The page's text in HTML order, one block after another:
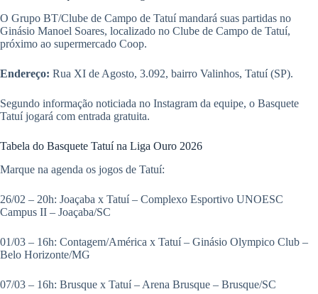
O Grupo BT/Clube de Campo de Tatuí mandará suas partidas no
Ginásio Manoel Soares, localizado no Clube de Campo de Tatuí,
próximo ao supermercado Coop.
Endereço: Rua XI de Agosto, 3.092, bairro Valinhos, Tatuí (SP).
Segundo informação noticiada no Instagram da equipe, o Basquete
Tatuí jogará com entrada gratuita.
Tabela do Basquete Tatuí na Liga Ouro 2026
Marque na agenda os jogos de Tatuí:
26/02 – 20h: Joaçaba x Tatuí – Complexo Esportivo UNOESC
Campus II – Joaçaba/SC
01/03 – 16h: Contagem/América x Tatuí – Ginásio Olympico Club –
Belo Horizonte/MG
07/03 – 16h: Brusque x Tatuí – Arena Brusque – Brusque/SC